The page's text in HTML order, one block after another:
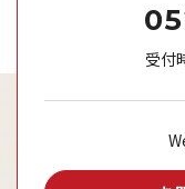
受付